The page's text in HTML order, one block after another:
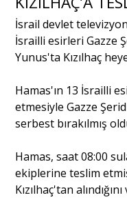
İsrail devlet
İsrailli esirleri Gazze
Yunus'ta Kızılhaç
Hamas'ın 13 İsrailli
etmesiyle Gazze
serbest bırakılmış
Hamas, saat 08:00
ekiplerine teslim
Kızılhaç'tan